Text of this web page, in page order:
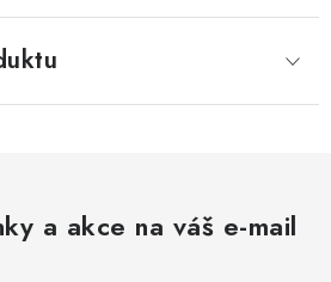
a akce na váš e-mail